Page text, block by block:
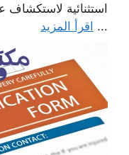
استثنائية لاستكشاف
... اقرأ المزيد